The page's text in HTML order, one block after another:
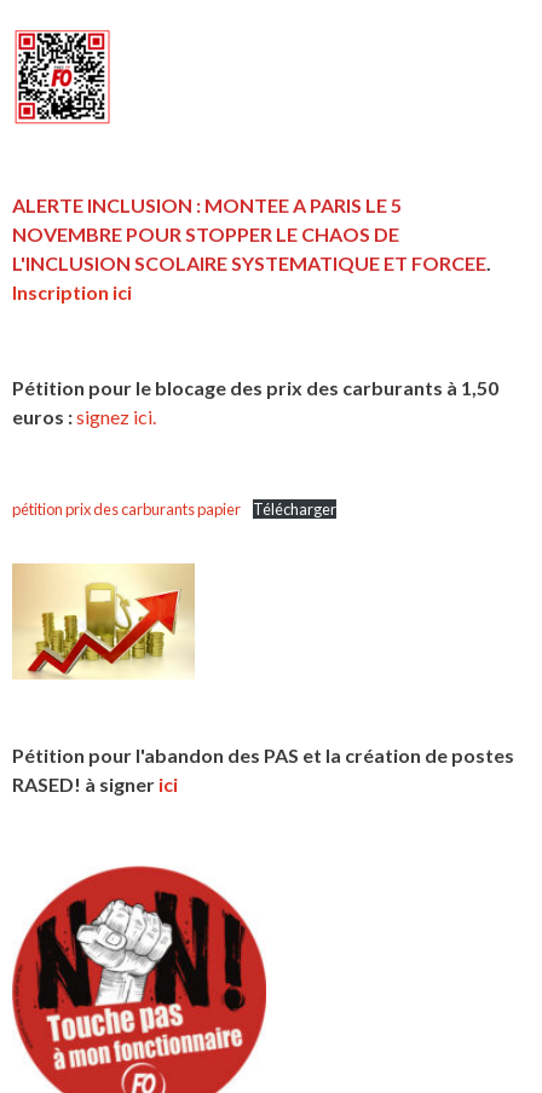
ALERTE INCLUSION : MONTEE A PARIS LE 5
NOVEMBRE POUR STOPPER LE CHAOS DE
L'INCLUSION SCOLAIRE SYSTEMATIQUE ET FORCEE
Inscription ici
Pétition pour le blocage des prix des carburants à 1,50
euros :signez ici.
pétition prix des carburants papier Télécharger
Pétition pour l'abandon des PAS et la création de postes
RASED! à signer ici